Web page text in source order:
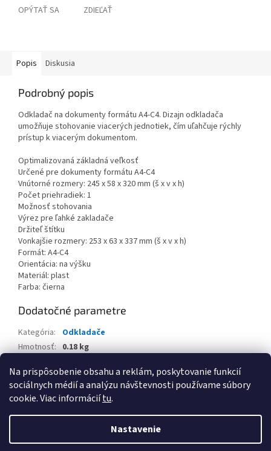
Na prispôsobenie obsahu a reklám, poskytovanie funkcií
sociálnych médií a analýzu návštevnosti používame súbory
cookie. Viac informáciítu.
Nastavenie
OPÝTAŤ SA ZDIEĽAŤ
Popis Diskusia
Podrobný popis
Odkladač na dokumenty formátu A4-C4. Dizajn odkladača
umožňuje stohovanie viacerých jednotiek, čím uľahčuje rýchly
prístup k viacerým dokumentom.
Optimalizovaná základná veľkosť
Určené pre dokumenty formátu A4-C4
Vnútorné rozmery: 245 x 58 x 320 mm (š x v x h)
Počet priehradiek: 1
Možnosť stohovania
Výrez pre ľahké zakladače
Držiteľ štítku
Vonkajšie rozmery: 253 x 63 x 337 mm (š x v x h)
Formát: A4-C4
Orientácia: na výšku
Materiál: plast
Farba: čierna
Dodatočné parametre
Kategória:
Odkladače
Hmotnosť: 0.18 kg